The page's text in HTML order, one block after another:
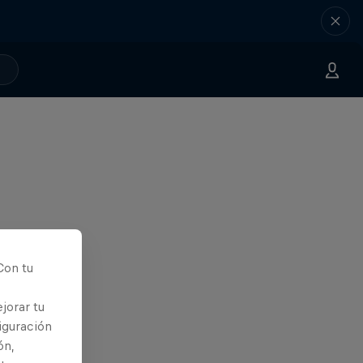
tu
tu